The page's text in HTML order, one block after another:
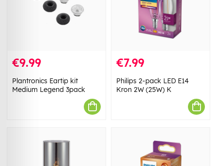
€9.99
Plantronics Eartip kit
Medium Legend 3pack
€7.99
Philips 2-pack LED E14
Kron 2W (25W) K